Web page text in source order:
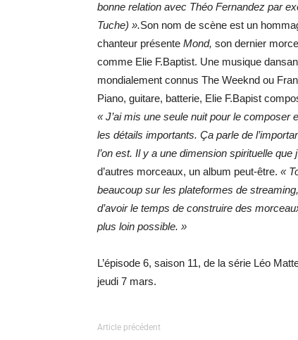
bonne relation avec Théo Fernandez par
Tuche) ».Son nom de scène est un
chanteur présente Mond, son dernier
comme Elie F.Baptist. Une musique
mondialement connus The Weeknd ou
Piano, guitare, batterie, Elie F.Bapist
« J’ai mis une seule nuit pour le composer
les détails importants. Ça parle de
l’on est. Il y a une dimension spirituelle que
d’autres morceaux, un album peut-être. «
beaucoup sur les plateformes de
d’avoir le temps de construire des
plus loin possible. »
L’épisode 6, saison 11, de la série Léo
jeudi 7 mars.
Article précédent